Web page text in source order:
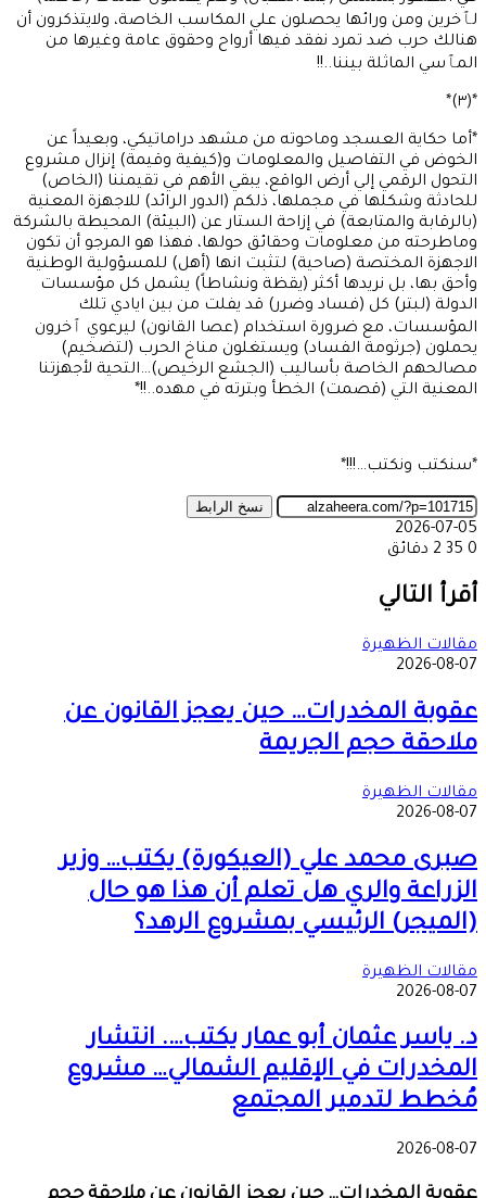
لٱخرين ومن ورائها يحصلون علي المكاسب الخاصة، ولايتذكرون أن
هنالك حرب ضد تمرد نفقد فيها أرواح وحقوق عامة وغيرها من
المٱسي الماثلة بيننا..!!
*(٣)*
*أما حكاية العسجد وماحوته من مشهد دراماتيكي، وبعيداً عن
الخوض في التفاصيل والمعلومات و(كيفية وقيمة) إنزال مشروع
التحول الرقمي إلي أرض الواقع، يبقي الأهم في تقيمننا (الخاص)
للحادثة وشكلها في مجملها، ذلكم (الدور الرائد) للاجهزة المعنية
(بالرقابة والمتابعة) في إزاحة الستار عن (البيئة) المحيطة بالشركة
وماطرحته من معلومات وحقائق حولها، فهذا هو المرجو أن تكون
الاجهزة المختصة (صاحية) لتثبت انها (أهل) للمسؤولية الوطنية
وأحق بها، بل نريدها أكثر (يقظة ونشاطاً) يشمل كل مؤسسات
الدولة (لبتر) كل (فساد وضرر) قد يفلت من بين ايادي تلك
المؤسسات، مع ضرورة استخدام (عصا القانون) ليرعوي ٱخرون
يحملون (جرثومة الفساد) ويستغلون مناخ الحرب (لتضخيم)
مصالحهم الخاصة بأساليب (الجشع الرخيص)…التحية لأجهزتنا
المعنية التي (قصمت) الخطأ وبترته في مهده..!!*
*سنكتب ونكتب…!!!*
نسخ الرابط
2026-07-05
0
2 دقائق
عبر
البريد
أقرأ التالي
مقالات الظهيرة
2026-08-07
عقوبة المخدرات… حين يعجز القانون عن
ملاحقة حجم الجريمة
مقالات الظهيرة
2026-08-07
صبرى محمد علي (العيكورة) يكتب… وزير
الزراعة والري هل تعلم أن هذا هو حال
(الميجر) الرئيسي بمشروع الرهد؟
مقالات الظهيرة
2026-08-07
د. ياسر عثمان أبو عمار يكتب…. انتشار
المخدرات في الإقليم الشمالي… مشروع
مُخطط لتدمير المجتمع
2026-08-07